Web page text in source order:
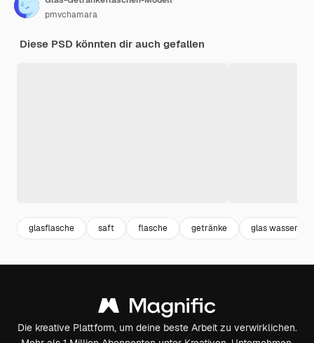
pmvchamara
Diese PSD könnten dir auch gefallen
glasflasche saft flasche getränke glas wasser
Die kreative Plattform, um deine beste Arbeit zu verwirklichen.